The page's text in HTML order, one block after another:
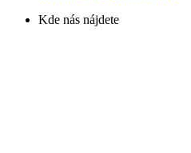
Kde nás nájdete